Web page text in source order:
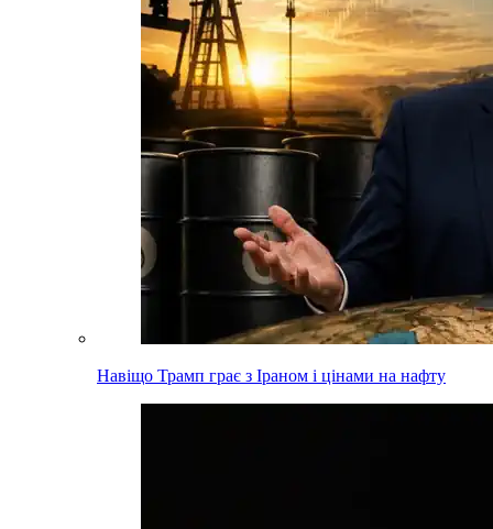
Навіщо Трамп грає з Іраном і цінами на нафту